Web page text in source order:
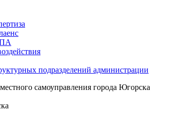
подразделений администрации
самоуправления города Югорска